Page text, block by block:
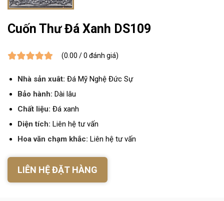
Cuốn Thư Đá Xanh DS109
(0.00 / 0 đánh giá)
Nhà sản xuât: Đá Mỹ Nghệ Đức Sự
Bảo hành: Dài lâu
Chất liệu: Đá xanh
Diện tích: Liên hệ tư vấn
Hoa văn chạm khắc: Liên hệ tư vấn
LIÊN HỆ ĐẶT HÀNG